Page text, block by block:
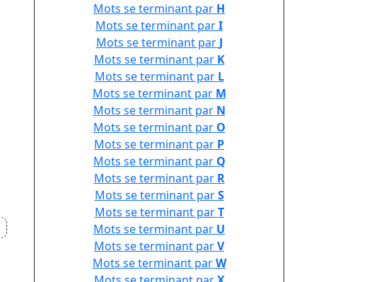
Mots se terminant par H
Mots se terminant parI
Mots se terminant par J
Mots se terminant par K
Mots se terminant par L
Mots se terminant par M
Mots se terminant par N
Mots se terminant par O
Mots se terminant par P
Mots se terminant par Q
Mots se terminant par R
Mots se terminant parS
Mots se terminant parT
Mots se terminant par U
Mots se terminant parV
Mots se terminant parW